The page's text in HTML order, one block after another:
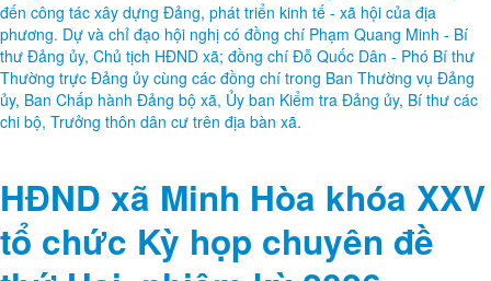
Thực hiện Chương trình công tác năm 2026, chiều ngày 30 tháng 06
năm 2026, Ban Chấp hành Đảng bộ xã Minh Hòa tổ chức Hội nghị
BCH Đảng bộ xã lần thứ 7 nhằm đánh giá kết quả thực hiện nhiệm vụ
chính trị 6 tháng đầu năm, triển khai nhiệm vụ, giải pháp trọng tâm 6
tháng cuối năm 2026 và xem xét nhiều nội dung quan trọng liên quan
đến công tác xây dựng Đảng, phát triển kinh tế - xã hội của địa
Thường trực Đảng ủy cùng các đồng chí trong Ban Thường vụ Đảng
ủy, Ban Chấp hành Đảng bộ xã, Ủy ban Kiểm tra Đảng ủy, Bí thư các
chi bộ, Trưởng thôn dân cư trên địa bàn xã.